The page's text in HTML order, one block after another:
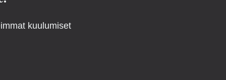
kuulumiset